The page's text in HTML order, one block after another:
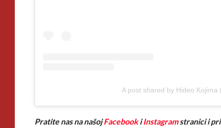
A post shared by Hideo Kojima
Pratite nas na našojFacebookiInstagramstranici i